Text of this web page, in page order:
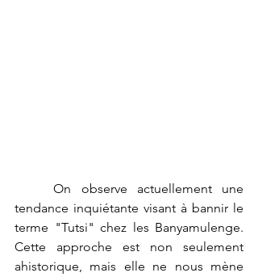
	On observe actuellement une
tendance inquiétante visant à bannir le
terme "Tutsi" chez les Banyamulenge.
Cette approche est non seulement
ahistorique, mais elle ne nous mène